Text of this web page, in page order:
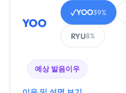
YOO
✓YOO39%
RYU8%
예상 발음이우